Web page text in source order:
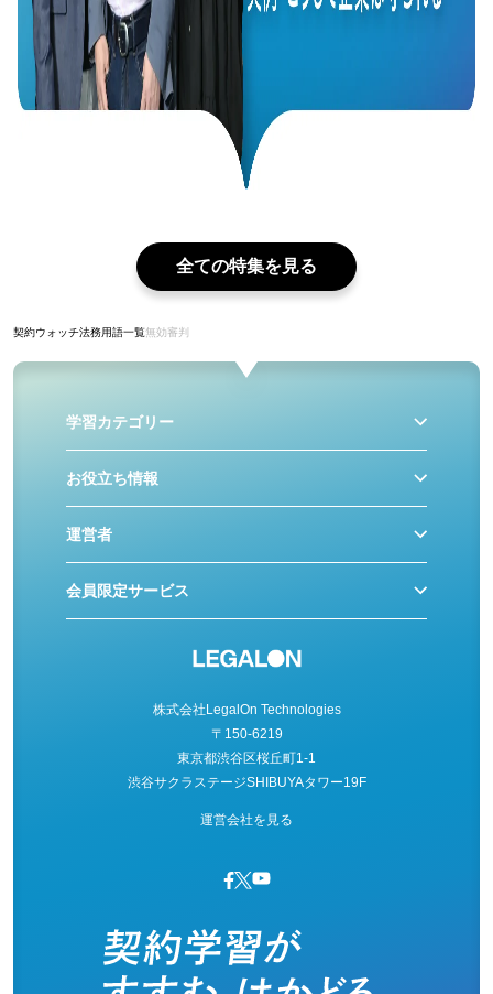
全ての特集を見る
契約ウォッチ法務用語一覧無効審判
学習カテゴリー
お役立ち情報
運営者
会員限定サービス
株式会社LegalOn Technologies
〒150-6219
東京都渋谷区桜丘町1-1
渋谷サクラステージSHIBUYAタワー19F
運営会社を見る